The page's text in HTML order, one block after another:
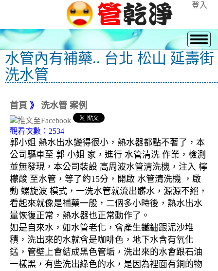
登入
水管內有補藥.. 台北 松山 延壽街
洗水管
首頁 》 洗水管 案例
觀看次數：2534
郭小姐 熱水出水變得很小，熱水器都點不著了，本
公司驅車至 郭 小姐 家，進行 水管清洗 作業，檢測
並無發現，本公司裝設 高周波水管清洗機，注入 檸
檬酸 至水管，等了約15分，開啟 水管清洗機 ，啟
動 螺旋波 模式，一洗水管就流出髒水，源源不絕，
看起來就像是補藥一般，二個多小時後，熱水出水
量恢復正常，熱水器也正常動作了。
如是自來水，如水管老化，會產生鐵鏽跟泥沙堆
積，洗出來的水就會是咖啡色，地下水含有氧化
錳，管壁上會結成黑色管垢，洗出來的水會跟石油
一樣黑，有些洗出綠色的水，是因為裡面有銅的物